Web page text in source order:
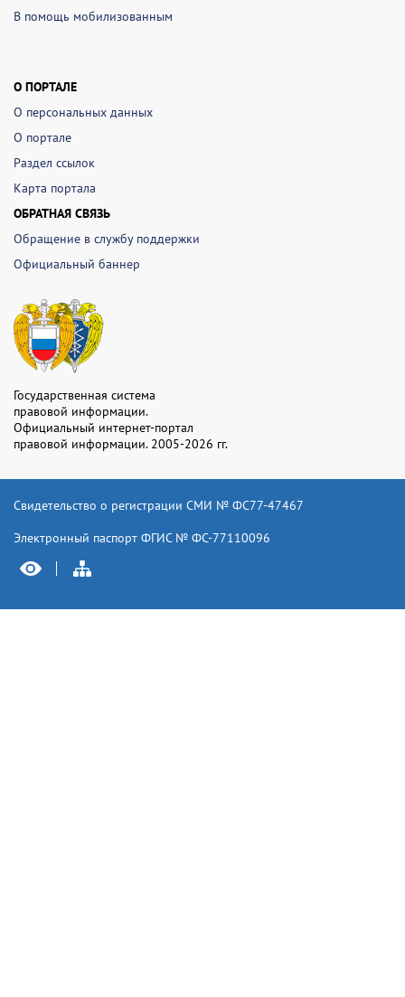
В помощь мобилизованным
О ПОРТАЛЕ
О персональных данных
О портале
Раздел ссылок
Карта портала
ОБРАТНАЯ СВЯЗЬ
Обращение в службу поддержки
Официальный баннер
Государственная система
правовой информации.
Официальный интернет-портал
правовой информации. 2005-2026 гг.
Свидетельство о регистрации СМИ № ФС77-47467
Электронный паспорт ФГИС № ФС-77110096